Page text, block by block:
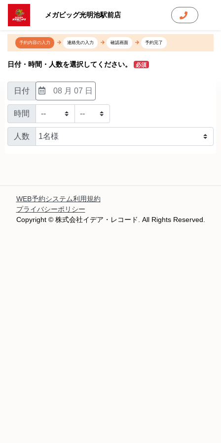
メガビッグ光明池駅前店
予約内容の入力 連絡先の入力 確認画面 予約完了
日付・時間・人数を選択してください。 必須
日付 08 月 07 日
時間
人数
WEB予約システム利用規約
プライバシーポリシー
Copyright © 株式会社イデア・レコード. All Rights Reserved.